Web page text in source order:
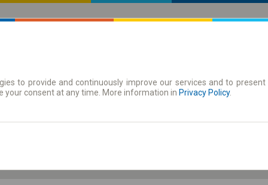
| Tickets Season tickets
to provide and continuously improve our services and to
your consent at any time. More information in Privacy Policy.